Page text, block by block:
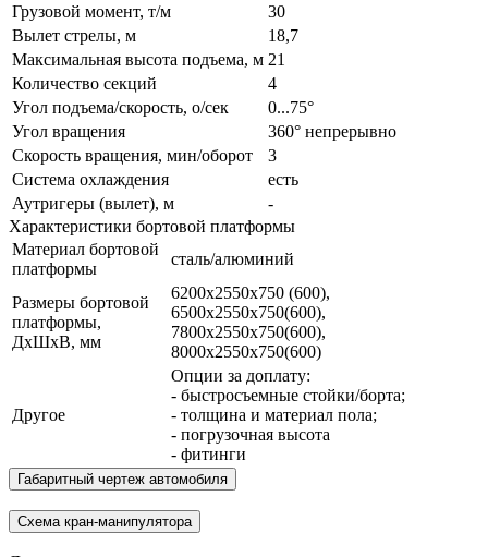
Грузовой момент, т/м
30
Вылет стрелы, м
18,7
Максимальная высота подъема, м 21
Количество секций
4
Угол подъема/скорость, о/сек
0...75°
Угол вращения
360° непрерывно
Скорость вращения, мин/оборот
3
Система охлаждения
есть
Аутригеры (вылет), м
-
Характеристики бортовой платформы
Материал бортовой
платформы
сталь/алюминий
Размеры бортовой
платформы,
ДхШхВ, мм
6200х2550х750 (600),
6500х2550х750(600),
7800х2550х750(600),
8000х2550х750(600)
Другое
Опции за доплату:
- быстросъемные стойки/борта;
- толщина и материал пола;
- погрузочная высота
- фитинги
Габаритный чертеж автомобиля
Схема кран-манипулятора